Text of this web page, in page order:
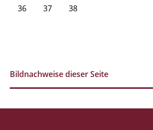
36 37 38
Bildnachweise dieser Seite